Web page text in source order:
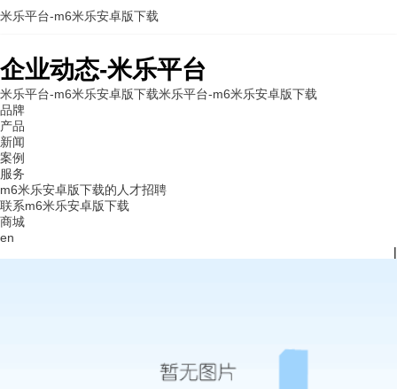
企业动态-米乐平台
米乐平台-m6米乐安卓版下载米乐平台-m6米乐安卓版下载
品牌
产品
新闻
案例
服务
m6米乐安卓版下载的人才招聘
联系m6米乐安卓版下载
商城
en
|
米乐平台-m6米乐安卓版下载